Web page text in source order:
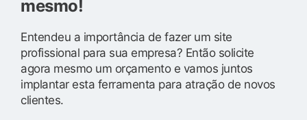
mesmo!
Entendeu a importância de fazer um site
profissional para sua empresa? Então solicite
agora mesmo um orçamento e vamos juntos
implantar esta ferramenta para atração de novos
clientes.